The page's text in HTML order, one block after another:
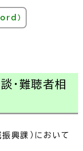
）
・難聴者相
興課）において